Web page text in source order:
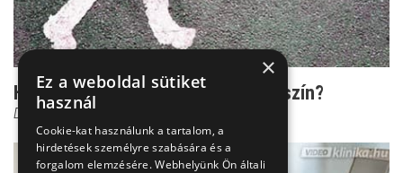
Háziorvosi rendelés - Számít a bőrszín?
Dr. Héczey András
×
Ez a weboldal sütiket
használ
Cookie-kat használunk a tartalom, a
hirdetések személyre szabására és a
forgalom elemzésére. Webhelyünk Ön általi